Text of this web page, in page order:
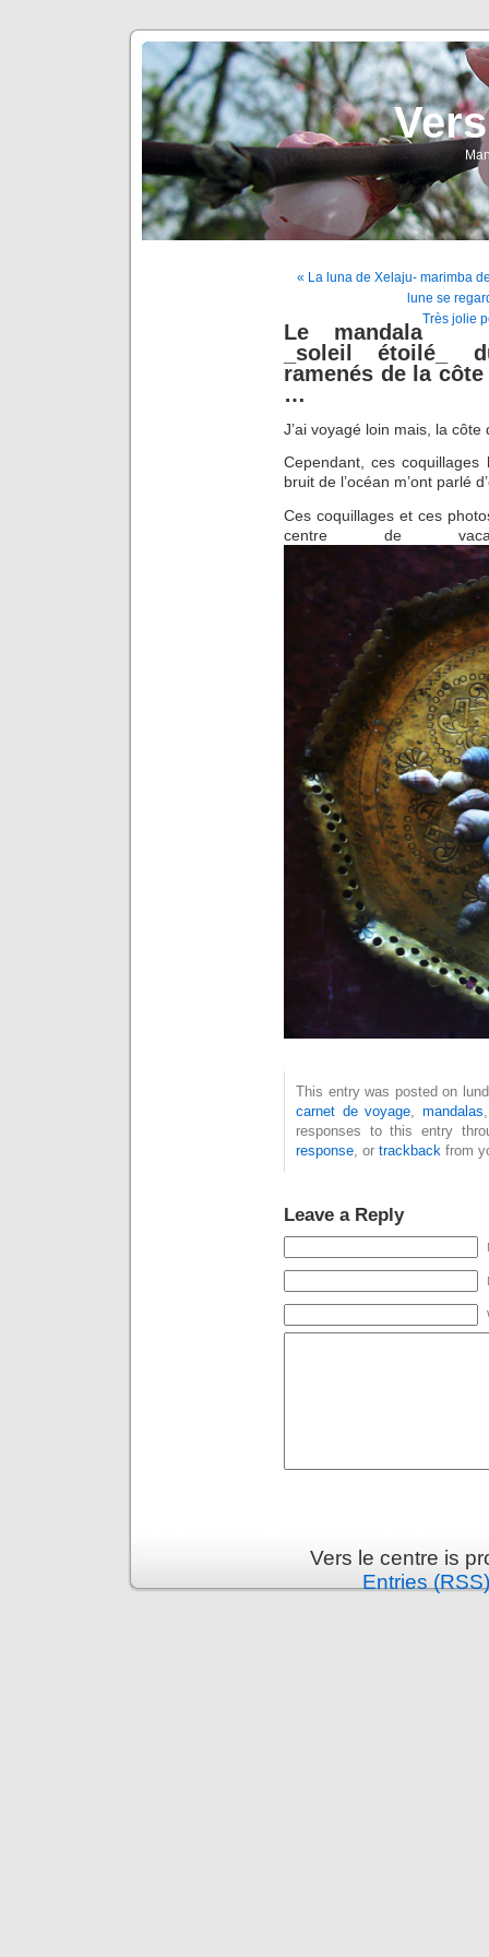
« La luna de Xelaju- marimba
lune se
Très jolie
Le mandala
_soleil étoilé_
ramenés de la
…
J’ai voyagé loin mais, la
Cependant, ces
bruit de l’océan m’ont parlé
Ces coquillages et ces
centre de
This entry was posted on
carnet de voyage ,mandalas
responses to this entry
response , or trackback from
Leave a Reply
Vers le centre is
Entries (RSS)